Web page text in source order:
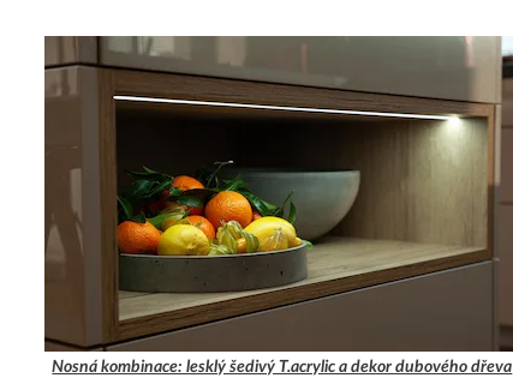
Nosná kombinace: lesklý šedivý T.acrylic a dekor dubového dřeva